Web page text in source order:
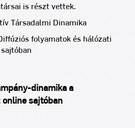
is részt vettek.
Társadalmi Dinamika
folyamatok és hálózati
dinamika a
online sajtóban